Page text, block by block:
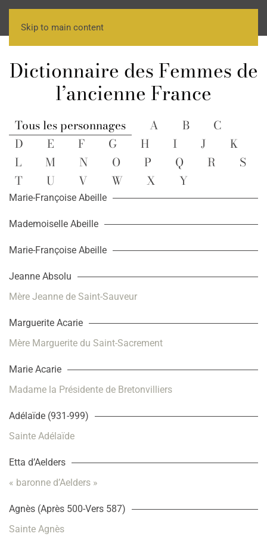
Skip to main content
Dictionnaire des Femmes de
l’ancienne France
Tous les personnages A B
C
D
E F G H I J
K
L
M N O P Q R
S
T
U V W X Y
Marie-Françoise Abeille
Mademoiselle Abeille
Marie-Françoise Abeille
Jeanne Absolu
Mère Jeanne de Saint-Sauveur
Marguerite Acarie
Mère Marguerite du Saint-Sacrement
Marie Acarie
Madame la Présidente de Bretonvilliers
Adélaïde (931-999)
Sainte Adélaïde
Etta d’Aelders
« baronne d’Aelders »
Agnès (Après 500-Vers 587)
Sainte Agnès